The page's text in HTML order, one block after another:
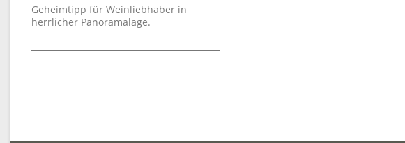
Geheimtipp für Weinliebhaber in
herrlicher Panoramalage.